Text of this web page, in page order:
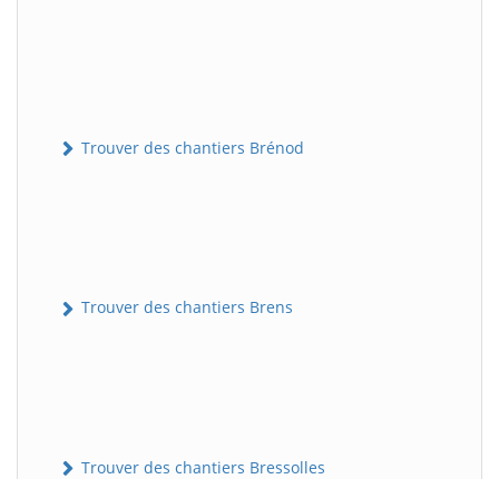
Trouver des chantiers Brénod
Trouver des chantiers Brens
Trouver des chantiers Bressolles